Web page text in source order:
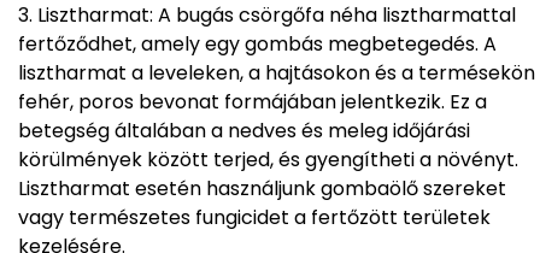
Lisztharmat: A bugás csörgőfa néha lisztharmattal
fertőződhet, amely egy gombás megbetegedés. A
lisztharmat a leveleken, a hajtásokon és a termésekön
fehér, poros bevonat formájában jelentkezik. Ez a
betegség általában a nedves és meleg időjárási
körülmények között terjed, és gyengítheti a növényt.
Lisztharmat esetén használjunk gombaölő szereket
vagy természetes fungicidet a fertőzött területek
kezelésére.